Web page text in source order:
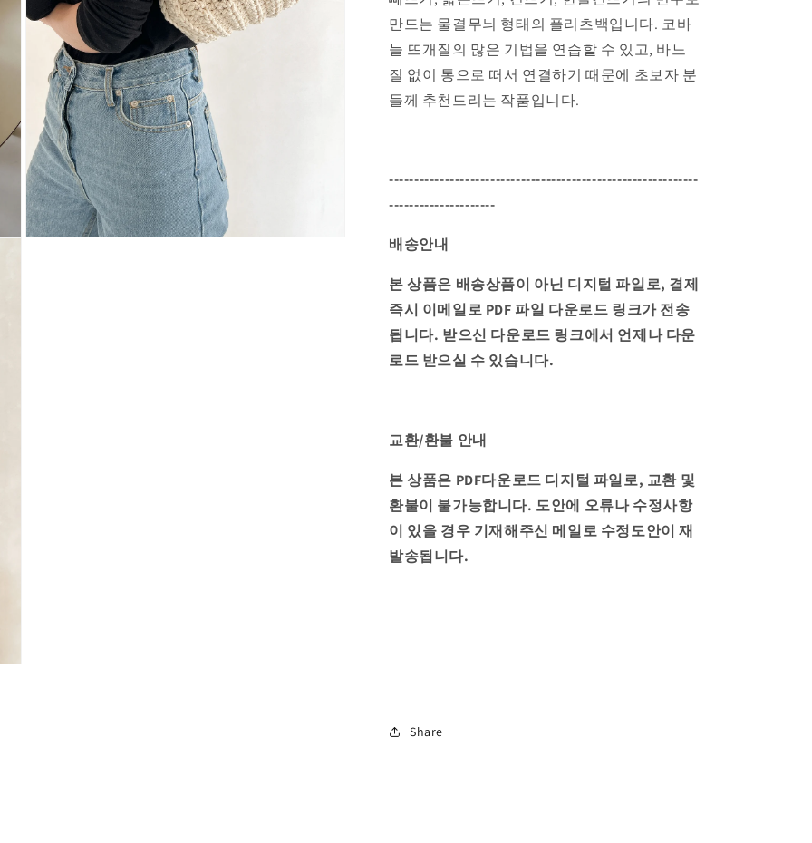
만드는 물결무늬 형태의 플리츠백입니다. 코바
늘 뜨개질의 많은 기법을 연습할 수 있고, 바느
질 없이 통으로 떠서 연결하기 때문에 초보자 분
들께 추천드리는 작품입니다.
-------------------------------------------------------------
---------------------
배송안내
본 상품은 배송상품이 아닌 디지털 파일로, 결제
즉시 이메일로 PDF 파일 다운로드 링크가 전송
됩니다. 받으신 다운로드 링크에서 언제나 다운
로드 받으실 수 있습니다.
교환/환불 안내
본 상품은 PDF다운로드 디지털 파일로, 교환 및
환불이 불가능합니다. 도안에 오류나 수정사항
이 있을 경우 기재해주신 메일로 수정도안이 재
발송됩니다.
Share